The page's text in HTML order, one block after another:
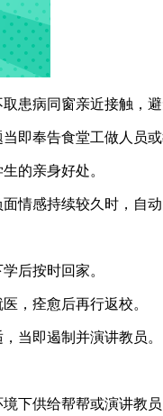
病同窗亲近接触，避
即奉告食堂工做人员或
的亲身好处。
感持续较久时，自动
后按时回家。
，痊愈后再行返校。
当即遏制并演讲教员。
下供给帮帮或演讲教员